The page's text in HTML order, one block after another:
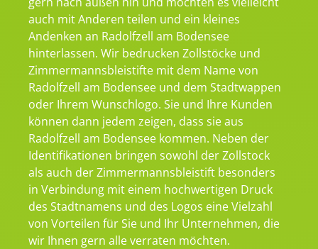
auch mit Anderen teilen und ein kleines
Andenken an Radolfzell am Bodensee
hinterlassen. Wir bedrucken Zollstöcke und
Zimmermannsbleistifte mit dem Name von
Radolfzell am Bodensee und dem Stadtwappen
oder Ihrem Wunschlogo. Sie und Ihre Kunden
können dann jedem zeigen, dass sie aus
Radolfzell am Bodensee kommen. Neben der
Identifikationen bringen sowohl der Zollstock
als auch der Zimmermannsbleistift besonders
in Verbindung mit einem hochwertigen Druck
des Stadtnamens und des Logos eine Vielzahl
von Vorteilen für Sie und Ihr Unternehmen, die
wir Ihnen gern alle verraten möchten.